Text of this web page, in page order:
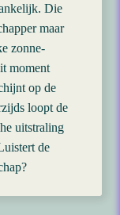
Die
maar
zonne-
moment
op de
loopt de
uitstraling
de